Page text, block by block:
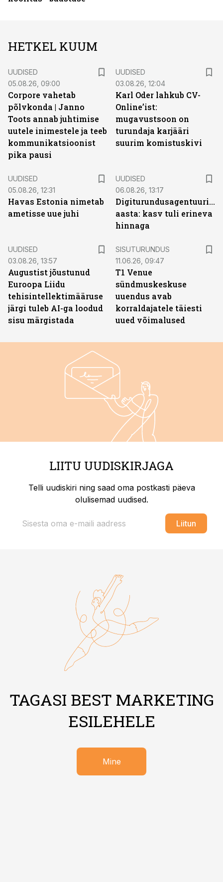
HETKEL KUUM
UUDISED
05.08.26, 09:00
Corpore vahetab
põlvkonda | Janno
Toots annab juhtimise
uutele inimestele ja teeb
kommunikatsioonist
pika pausi
UUDISED
03.08.26, 12:04
Karl Oder lahkub CV-
Online’ist:
mugavustsoon on
turundaja karjääri
suurim komistuskivi
UUDISED
05.08.26, 12:31
Havas Estonia nimetab
ametisse uue juhi
UUDISED
06.08.26, 13:17
Digiturundusagentuuride
aasta: kasv tuli erineva
hinnaga
UUDISED
03.08.26, 13:57
Augustist jõustunud
Euroopa Liidu
tehisintellektimääruse
järgi tuleb AI-ga loodud
sisu märgistada
SISUTURUNDUS
11.06.26, 09:47
T1 Venue
sündmuskeskuse
uuendus avab
korraldajatele täiesti
uued võimalused
LIITU UUDISKIRJAGA
Telli uudiskiri ning saad oma postkasti päeva
olulisemad uudised.
Liitun
TAGASI BEST MARKETING
ESILEHELE
Mine